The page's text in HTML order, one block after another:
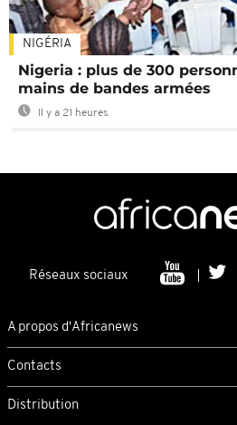
NIGÉRIA
Nigeria : plus de 300
mains de bandes armées
Il y a 21 heures
Réseaux sociaux
A propos d'Africanews
Contacts
Distribution